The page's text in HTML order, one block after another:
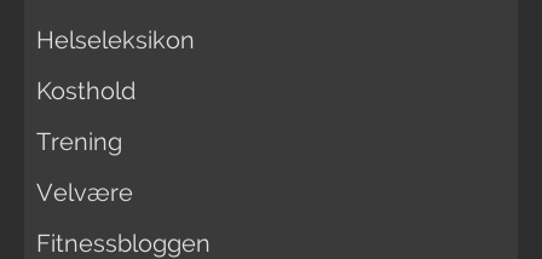
Helseleksikon
Kosthold
Trening
Velvære
Fitnessbloggen